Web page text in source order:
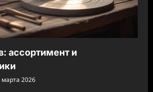
ассортимент и
марта 2026